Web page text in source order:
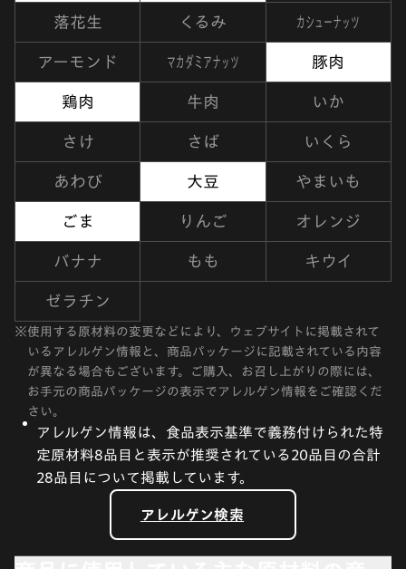
落花生 くるみ カシューナッツ
アーモンド マカダミアナッツ 豚肉
鶏肉 牛肉 いか
さけ さば いくら
あわび 大豆 やまいも
ごま りんご オレンジ
バナナ もも キウイ
ゼラチン
※使用する原材料の変更などにより、ウェブサイトに掲載されて
いるアレルゲン情報と、商品パッケージに記載されている内容
が異なる場合もございます。ご購入、お召し上がりの際には、
お手元の商品パッケージの表示でアレルゲン情報をご確認くだ
さい。
アレルゲン情報は、食品表示基準で義務付けられた特
定原材料8品目と表示が推奨されている20品目の合計
28品目について掲載しています。
アレルゲン検索